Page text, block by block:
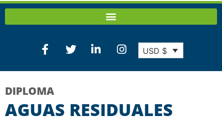
USD $
DIPLOMA
AGUAS RESIDUALES